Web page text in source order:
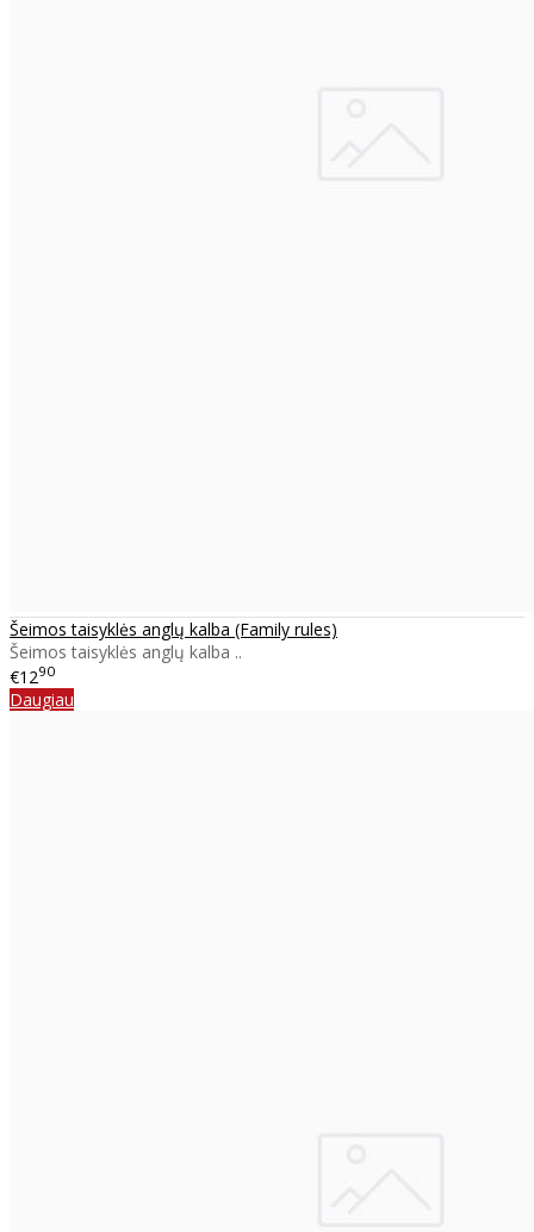
Šeimos taisyklės anglų kalba (Family rules)
Šeimos taisyklės anglų kalba ..
€1290
Daugiau